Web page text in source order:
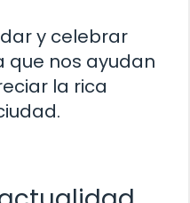
y celebrar
que nos ayudan
la rica